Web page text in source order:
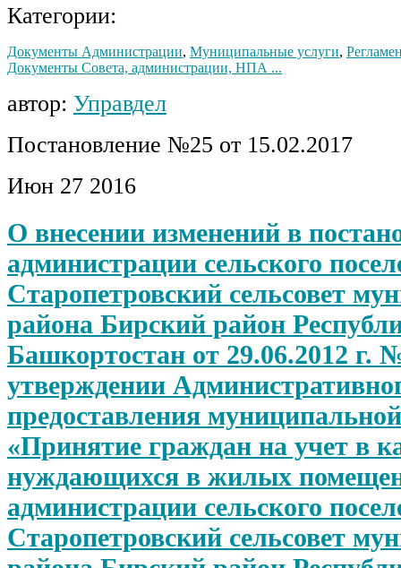
Категории:
Документы Администрации, Муниципальные услуги,
Документы Совета, администрации, НПА ...
автор: Управдел
Постановление №25 от 15.02.2017
Июн 27 2016
О внесении изменений в
администрации сельского
Старопетровский сельсовет
района Бирский район
Башкортостан от 29.06.2012 г.
утверждении
предоставления
«Принятие граждан на учет в
нуждающихся в жилых
администрации сельского
Старопетровский сельсовет